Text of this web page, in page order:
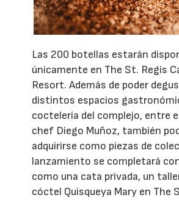
Las 200 botellas estarán
únicamente en The St. Regis
Resort. Además de poder
distintos espacios
coctelería del complejo, entre
chef Diego Muñoz, también
adquirirse como piezas de
lanzamiento se completará
como una cata privada, un
cóctel Quisqueya Mary en The